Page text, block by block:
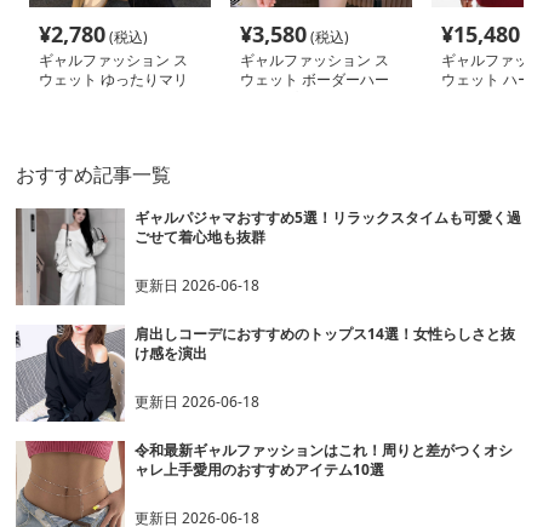
¥2,780(税込)
ギャルファッション ス
ウェット ゆったりマリ
¥3,580(税込)
ギャルファッション ス
ウェット ボーダーハー
¥15,480
ギャルファッ
ウェット ハー
おすすめ記事一覧
ギャルパジャマおすすめ5選！リラックスタイムも可愛く過
ごせて着心地も抜群
更新日2026-06-18
肩出しコーデにおすすめのトップス14選！女性らしさと抜
け感を演出
更新日2026-06-18
令和最新ギャルファッションはこれ！周りと差がつくオシ
ャレ上手愛用のおすすめアイテム10選
更新日2026-06-18